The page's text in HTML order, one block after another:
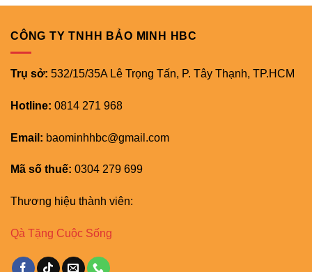
CÔNG TY TNHH BẢO MINH HBC
Trụ sở: 532/15/35A Lê Trọng Tấn, P. Tây Thạnh, TP.HCM
Hotline: 0814 271 968
Email: baominhhbc@gmail.com
Mã số thuế: 0304 279 699
Thương hiệu thành viên:
Qà Tặng Cuộc Sống